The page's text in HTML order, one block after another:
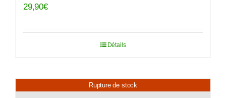
29,90€
Détails
Rupture de stock